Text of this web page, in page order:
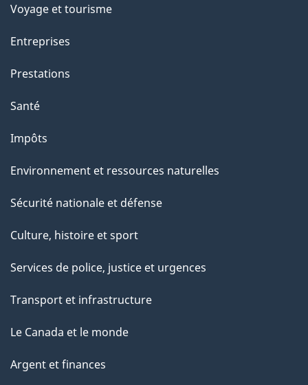
a
g
"
Voyage et tourisme
Entreprises
Prestations
Santé
Impôts
Environnement et ressources naturelles
Sécurité nationale et défense
Culture, histoire et sport
Services de police, justice et urgences
Transport et infrastructure
Le Canada et le monde
Argent et finances